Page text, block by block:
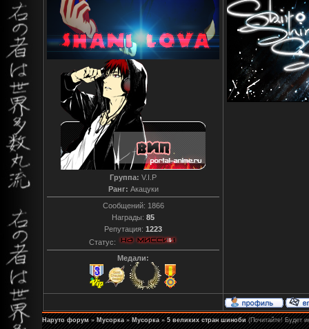
Группа: V.I.P
Ранг: Акацуки
Сообщений: 1866
Награды: 85
Репутация: 1223
Статус:
Медали:
Наруто форум » Мусорка » Мусорка » 5 великих стран шиноби (Почитайте! Будет